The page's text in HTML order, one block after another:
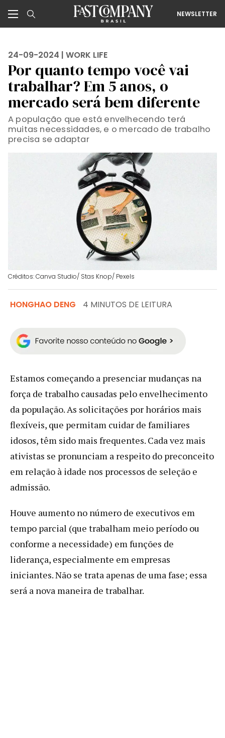
NEWSLETTER
24-09-2024 | WORK LIFE
Por quanto tempo você vai
trabalhar? Em 5 anos, o
mercado será bem diferente
A população que está envelhecendo terá
muitas necessidades, e o mercado de trabalho
precisa se adaptar
Créditos: Canva Studio/ Stas Knop/ Pexels
HONGHAO DENG 4 MINUTOS DE LEITURA
Estamos começando a presenciar mudanças na
força de trabalho causadas pelo envelhecimento
da população. As solicitações por horários mais
flexíveis, que permitam cuidar de familiares
idosos, têm sido mais frequentes. Cada vez mais
ativistas se pronunciam a respeito do preconceito
em relação à idade nos processos de seleção e
admissão.
Houve aumento no número de executivos em
tempo parcial (que trabalham meio período ou
conforme a necessidade) em funções de
liderança, especialmente em empresas
iniciantes. Não se trata apenas de uma fase; essa
será a nova maneira de trabalhar.